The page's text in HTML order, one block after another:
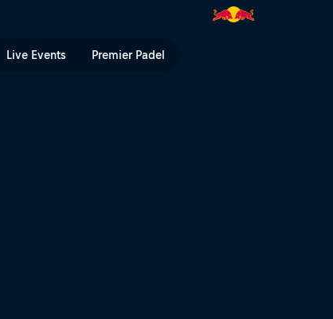
Live Events Premier Padel
Paradise" | Red Bull TV